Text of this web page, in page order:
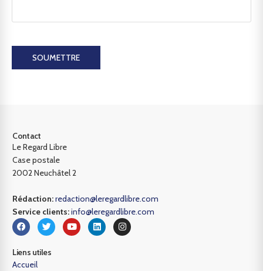
SOUMETTRE
Contact
Le Regard Libre
Case postale
2002 Neuchâtel 2
Rédaction:redaction@leregardlibre.com
Service clients:info@leregardlibre.com
Liens utiles
Accueil